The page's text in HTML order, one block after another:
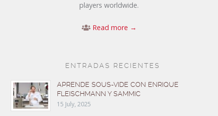
players worldwide.
Read more →
ENTRADAS RECIENTES
APRENDE SOUS-VIDE CON ENRIQUE
FLEISCHMANN Y SAMMIC
15 July, 2025